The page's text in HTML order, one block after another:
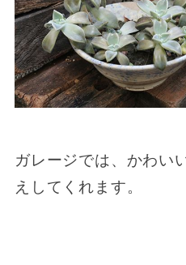
ガレージでは、かわい
えしてくれます。